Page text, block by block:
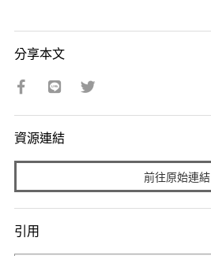
分享本文
資源連結
前往原始連結
引用